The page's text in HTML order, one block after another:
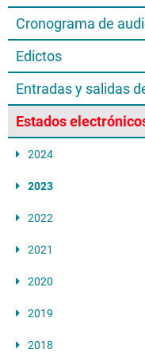
Cronograma de
Edictos
Entradas y salidas
Estados
2024
2023
2022
2021
2020
2019
2018